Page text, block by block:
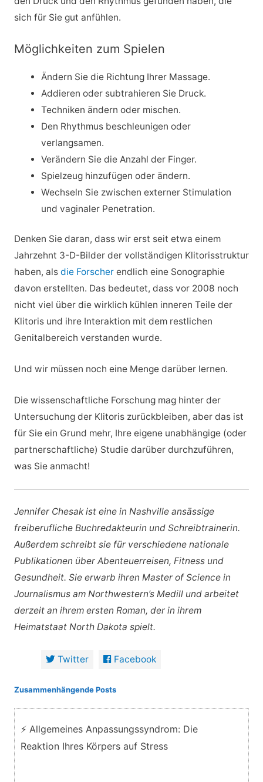
sich für Sie gut anfühlen.
Möglichkeiten zum Spielen
Ändern Sie die Richtung Ihrer Massage.
Addieren oder subtrahieren Sie Druck.
Techniken ändern oder mischen.
Den Rhythmus beschleunigen oder
verlangsamen.
Verändern Sie die Anzahl der Finger.
Spielzeug hinzufügen oder ändern.
Wechseln Sie zwischen externer Stimulation
und vaginaler Penetration.
Denken Sie daran, dass wir erst seit etwa einem
Jahrzehnt 3-D-Bilder der vollständigen Klitorisstruktur
haben, als die Forscherendlich eine Sonographie
davon erstellten. Das bedeutet, dass vor 2008 noch
nicht viel über die wirklich kühlen inneren Teile der
Klitoris und ihre Interaktion mit dem restlichen
Genitalbereich verstanden wurde.
Und wir müssen noch eine Menge darüber lernen.
Die wissenschaftliche Forschung mag hinter der
Untersuchung der Klitoris zurückbleiben, aber das ist
für Sie ein Grund mehr, Ihre eigene unabhängige (oder
partnerschaftliche) Studie darüber durchzuführen,
was Sie anmacht!
Jennifer Chesak ist eine in Nashville ansässige
freiberufliche Buchredakteurin und Schreibtrainerin.
Außerdem schreibt sie für verschiedene nationale
Publikationen über Abenteuerreisen, Fitness und
Gesundheit. Sie erwarb ihren Master of Science in
Journalismus am Northwestern’s Medill und arbeitet
derzeit an ihrem ersten Roman, der in ihrem
Heimatstaat North Dakota spielt.
Twitter Facebook
Zusammenhängende Posts
⚡ Allgemeines Anpassungssyndrom: Die
Reaktion Ihres Körpers auf Stress